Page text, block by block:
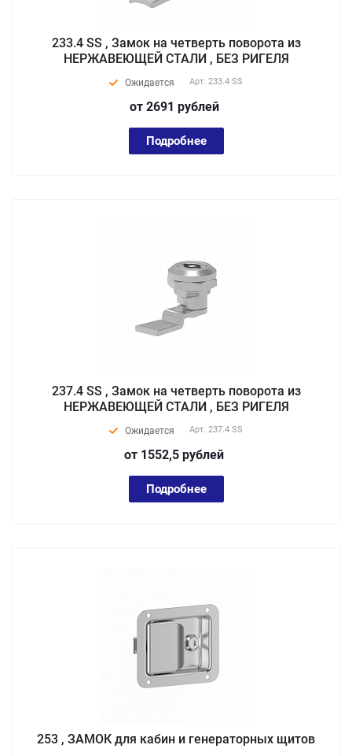
233.4 SS , Замок на четверть поворота из
НЕРЖАВЕЮЩЕЙ СТАЛИ , БЕЗ РИГЕЛЯ
Ожидается Арт. 233.4 SS
от 2691 рублей
Подробнее
237.4 SS , Замок на четверть поворота из
НЕРЖАВЕЮЩЕЙ СТАЛИ , БЕЗ РИГЕЛЯ
Ожидается Арт. 237.4 SS
от 1552,5 рублей
Подробнее
253 , ЗАМОК для кабин и генераторных щитов